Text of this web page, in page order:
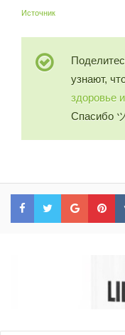
Источник
узнают,
здоровье и
Спасибо
Facebook Twitter Google+ Pinterest